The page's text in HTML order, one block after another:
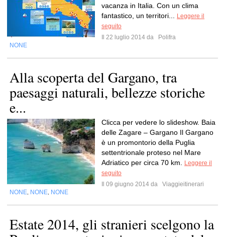
vacanza in Italia. Con un clima
fantastico, un territori...
Leggere il
seguito
Il 22 luglio 2014 da
Polifra
NONE
Alla scoperta del Gargano, tra
paesaggi naturali, bellezze storiche
e...
Clicca per vedere lo slideshow. Baia
delle Zagare – Gargano Il Gargano
è un promontorio della Puglia
settentrionale proteso nel Mare
Adriatico per circa 70 km.
Leggere il
seguito
Il 09 giugno 2014 da
Viaggieitinerari
NONE NONE NONE
Estate 2014, gli stranieri scelgono la